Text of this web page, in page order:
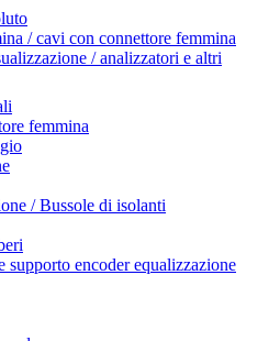
/ cavi con connettore femmina
/ analizzatori e altri
femmina
/ Bussole di isolanti
supporto encoder equalizzazione